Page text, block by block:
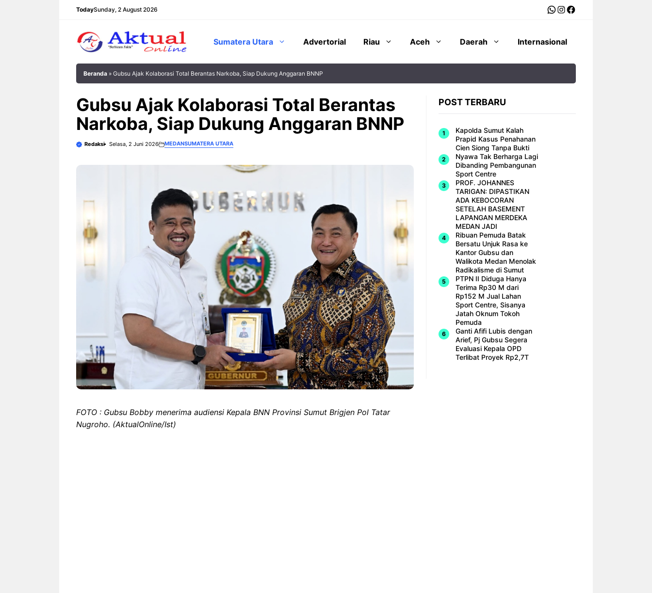
TodaySunday, 2 August 2026 WhatsApp
Instagram
Facebook
Sumatera Utara Advertorial Riau Aceh Daerah Internasional
Beranda » Gubsu Ajak Kolaborasi Total Berantas Narkoba, Siap Dukung Anggaran BNNP
Gubsu Ajak Kolaborasi Total Berantas
Narkoba, Siap Dukung Anggaran BNNP
Redaksi Selasa, 2 Juni 2026 MEDANSUMATERA UTARA
FOTO : Gubsu Bobby menerima audiensi Kepala BNN Provinsi Sumut Brigjen Pol Tatar
Nugroho. (AktualOnline/Ist)
POST TERBARU
Kapolda Sumut Kalah
Prapid Kasus Penahanan
Cien Siong Tanpa Bukti
Nyawa Tak Berharga Lagi
Dibanding Pembangunan
Sport Centre
PROF. JOHANNES
TARIGAN: DIPASTIKAN
ADA KEBOCORAN
SETELAH BASEMENT
LAPANGAN MERDEKA
MEDAN JADI
Ribuan Pemuda Batak
Bersatu Unjuk Rasa ke
Kantor Gubsu dan
Walikota Medan Menolak
Radikalisme di Sumut
PTPN II Diduga Hanya
Terima Rp30 M dari
Rp152 M Jual Lahan
Sport Centre, Sisanya
Jatah Oknum Tokoh
Pemuda
Ganti Afifi Lubis dengan
Arief, Pj Gubsu Segera
Evaluasi Kepala OPD
Terlibat Proyek Rp2,7T